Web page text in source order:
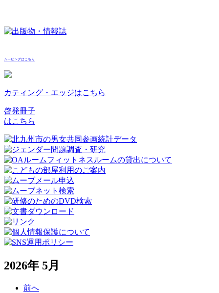
ムービングはこちら
カティング・エッジはこちら
啓発冊子
はこちら
2026年 5月
前へ